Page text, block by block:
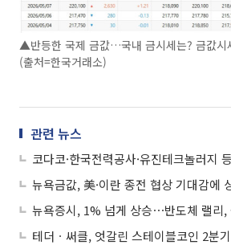
▲반등한 국제 금값…국내 금시세는? 금값시
(출처=한국거래소)
관련 뉴스
코다코·한국전력공사·유진테크놀러지 등
테더ㆍ써클, 엇갈린 스테이블코인 2분